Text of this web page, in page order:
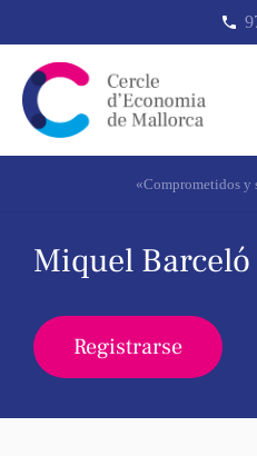
phone
«Comprometidos y
Miquel Barceló
Registrarse